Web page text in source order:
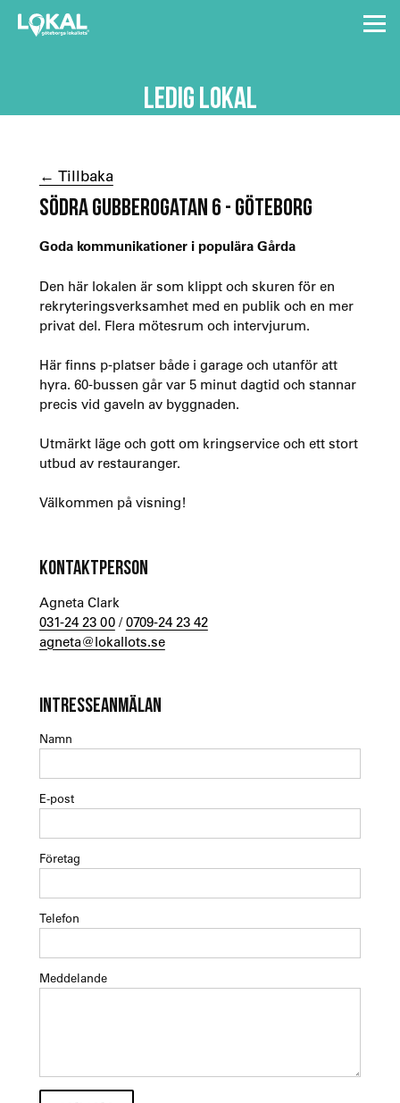
LEDIG LOKAL
← Tillbaka
SÖDRA GUBBEROGATAN 6 - GÖTEBORG
Goda kommunikationer i populära Gårda
Den här lokalen är som klippt och skuren för en
rekryteringsverksamhet med en publik och en mer
privat del. Flera mötesrum och intervjurum.
Här finns p-platser både i garage och utanför att
hyra. 60-bussen går var 5 minut dagtid och stannar
precis vid gaveln av byggnaden.
Utmärkt läge och gott om kringservice och ett stort
utbud av restauranger.
Välkommen på visning!
KONTAKTPERSON
Agneta Clark
031-24 23 00/0709-24 23 42
agneta@lokallots.se
INTRESSEANMÄLAN
Namn
E-post
Företag
Telefon
Meddelande